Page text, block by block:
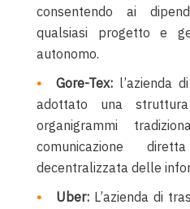
consentendo ai
qualsiasi progetto e
autonomo.
Gore-Tex: l’azienda
adottato una
organigrammi
comunicazione
decentralizzata delle
Uber: L’azienda di